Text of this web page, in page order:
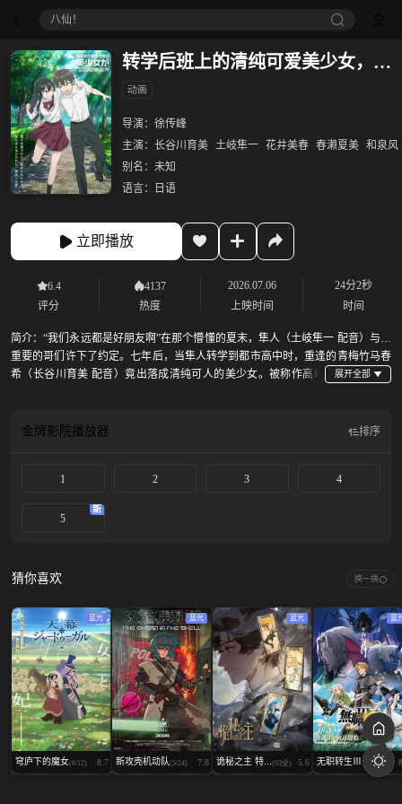
八仙！
转学后班上的清纯可爱美少女，竟是小时候玩在一起的哥儿们
动画
导演： 徐传峰
主演： 长谷川育美 土岐隼一 花井美春 春濑夏美 和泉风
别名： 未知
语言：
日语
立即播放
6.4
评分
4137
热度
2026.07.06
上映时间
24分2秒
时间
简介：“我们永远都是好朋友啊”在那个懵懂的夏末，隼人（土岐隼一 配音）与最
重要的哥们许下了约定。七年后，当隼人转学到都市高中时，重逢的青梅竹马春
希（长谷川育美 配音）竟出落成清纯可人的美少女。被称作高岭
变的思念与约定依然存在。
金牌影院播放器 排序
1 2 3 4
5
新
猜你喜欢 换一换
蓝光
穹庐下的魔女(6/12) 8.7
蓝光
新攻壳机动队 (5/24) 7.8
蓝光
诡秘之主 特... (03全) 5.6
蓝
无职转生Ⅲ ...(06集)